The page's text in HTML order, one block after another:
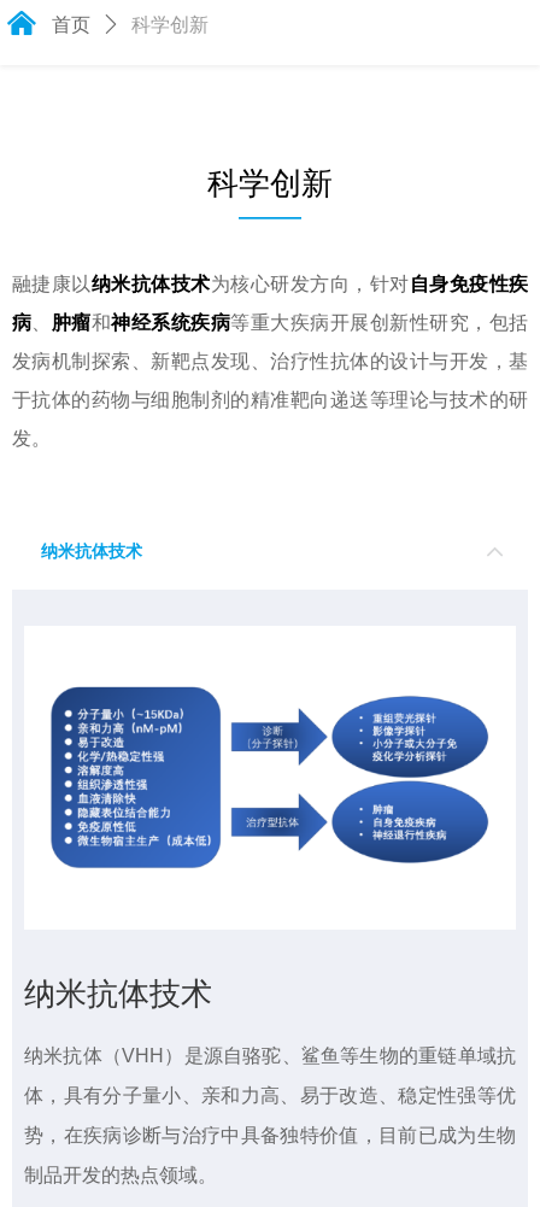
낀 首页 ꄲ 科学创新
融捷康以纳米抗体技术为核心研发方向，针对自身免疫性疾
病
肿瘤和神经系统疾病等重大疾病开展创新性研究，包括
发病机制探索、新靶点发现、治疗性抗体的设计与开发，基
于抗体的药物与细胞制剂的精准靶向递送等理论与技术的研
发。
科学创新
——
纳米抗体技术
纳米抗体技术
纳米抗体（VHH）是源自骆驼、鲨鱼等生物的重链单域抗
体，具有分子量小、亲和力高、易于改造、稳定性强等优
势，在疾病诊断与治疗中具备独特价值，目前已成为生物
制品开发的热点领域。